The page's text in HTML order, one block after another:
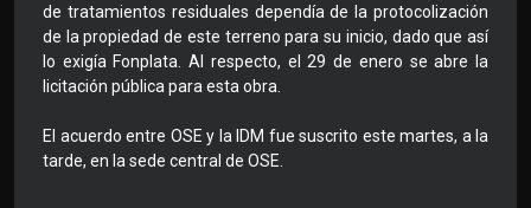
de tratamientos residuales dependía de la protocolización
de la propiedad de este terreno para su inicio, dado que así
lo exigía Fonplata. Al respecto, el 29 de enero se abre la
licitación pública para esta obra.
El acuerdo entre OSE y la IDM fue suscrito este martes, a la
tarde, en la sede central de OSE.